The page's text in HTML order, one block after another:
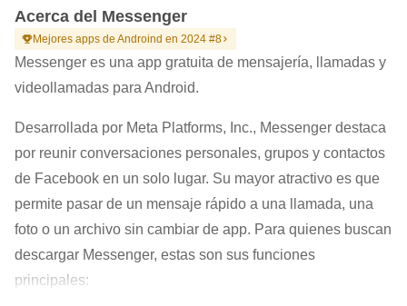
Acerca del Messenger
Mejores apps de Androind en 2024 #8
Messenger es una app gratuita de mensajería, llamadas y
videollamadas para Android.
Desarrollada por Meta Platforms, Inc., Messenger destaca
por reunir conversaciones personales, grupos y contactos
de Facebook en un solo lugar. Su mayor atractivo es que
permite pasar de un mensaje rápido a una llamada, una
foto o un archivo sin cambiar de app. Para quienes buscan
descargar Messenger, estas son sus funciones
principales: